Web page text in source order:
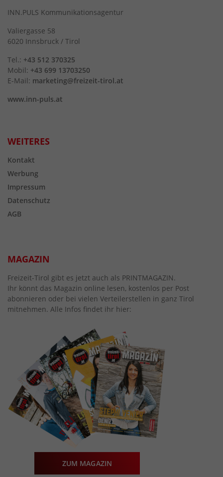
INN.PULS Kommunikationsagentur
Valiergasse 58
6020 Innsbruck / Tirol
Tel.: +43 512 370325
Mobil: +43 699 13703250
E-Mail: marketing@freizeit-tirol.at
www.inn-puls.at
WEITERES
Kontakt
Werbung
Impressum
Datenschutz
AGB
MAGAZIN
Freizeit-Tirol gibt es jetzt auch als PRINTMAGAZIN.
Ihr könnt das Magazin online lesen, kostenlos per Post
abonnieren oder bei vielen Verteilerstellen in ganz Tirol
mitnehmen. Alle Infos findet ihr hier:
ZUM MAGAZIN